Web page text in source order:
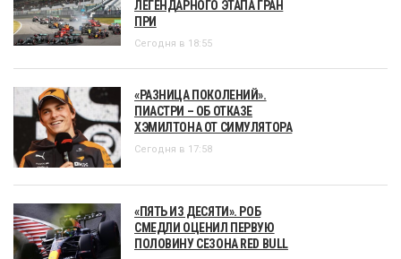
ЛЕГЕНДАРНОГО ЭТАПА ГРАН
ПРИ
Сегодня в 18:55
«РАЗНИЦА ПОКОЛЕНИЙ».
ПИАСТРИ – ОБ ОТКАЗЕ
ХЭМИЛТОНА ОТ СИМУЛЯТОРА
Сегодня в 17:58
«ПЯТЬ ИЗ ДЕСЯТИ». РОБ
СМЕДЛИ ОЦЕНИЛ ПЕРВУЮ
ПОЛОВИНУ СЕЗОНА RED BULL